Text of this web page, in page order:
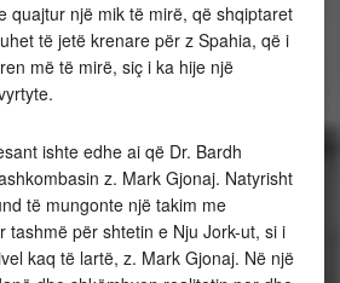
quajtur një mik të mirë, që shqiptaret
të jetë krenare për z Spahia, që i
më të mirë, siç i ka hije një
ishte edhe ai që Dr. Bardh
z. Mark Gjonaj. Natyrisht
të mungonte një takim me
tashmë për shtetin e Nju Jork-ut, si i
kaq të lartë, z. Mark Gjonaj. Në një